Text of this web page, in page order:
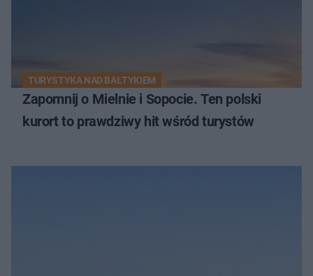
TURYSTYKA NAD BAŁTYKIEM
Zapomnij o Mielnie i Sopocie. Ten polski
kurort to prawdziwy hit wśród turystów